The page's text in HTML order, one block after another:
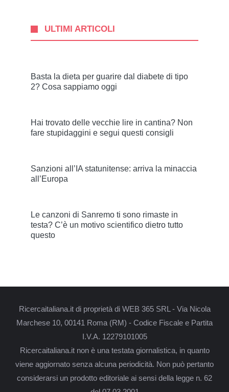
ULTIMI ARTICOLI
Basta la dieta per guarire dal diabete di tipo
2? Cosa sappiamo oggi
Hai trovato delle vecchie lire in cantina? Non
fare stupidaggini e segui questi consigli
Sanzioni all’IA statunitense: arriva la minaccia
all’Europa
Le canzoni di Sanremo ti sono rimaste in
testa? C’è un motivo scientifico dietro tutto
questo
Ricercaitaliana.it di proprietà di WEB 365 SRL - Via Nicola
Marchese 10, 00141 Roma (RM) - Codice Fiscale e Partita
I.V.A. 12279101005
Ricercaitaliana.it non è una testata giornalistica, in quanto
viene aggiornato senza alcuna periodicità. Non può pertanto
considerarsi un prodotto editoriale ai sensi della legge n. 62